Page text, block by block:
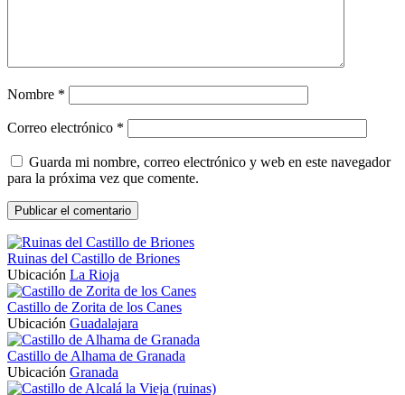
Nombre *
Correo electrónico *
Guarda mi nombre, correo electrónico y web en este navegador
para la próxima vez que comente.
Ruinas del Castillo de Briones
Ubicación La Rioja
Castillo de Zorita de los Canes
Ubicación Guadalajara
Castillo de Alhama de Granada
Ubicación Granada